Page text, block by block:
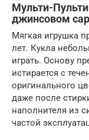
Мульти-
джинсовом
Мягкая игрушка
лет. Кукла
играть. Основу
истирается с
оригинального
даже после
наполнителя из
частой